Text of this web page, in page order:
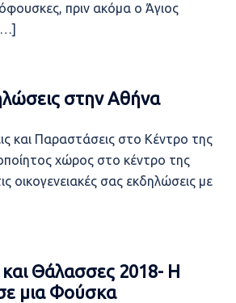
πριν ακόμα ο Άγιος
στην Αθήνα
και Παραστάσεις στο Κέντρο της
χώρος στο κέντρο της
οικογενειακές σας εκδηλώσεις με
Θάλασσες 2018- Η
μια Φούσκα